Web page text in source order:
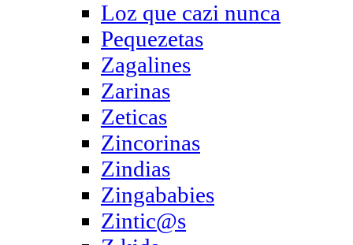
Loz que cazi nunca
Pequezetas
Zagalines
Zarinas
Zeticas
Zincorinas
Zindias
Zingababies
Zintic@s